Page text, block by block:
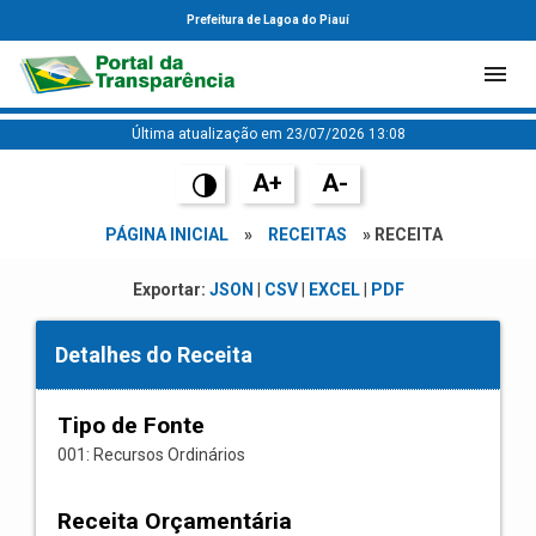
Prefeitura de Lagoa do Piauí
Última atualização em 23/07/2026 13:08
A+ A-
PÁGINA INICIAL » RECEITAS » RECEITA
Exportar: JSON CSV| EXCEL| PDF
Detalhes do Receita
Tipo de Fonte
001: Recursos Ordinários
Receita Orçamentária